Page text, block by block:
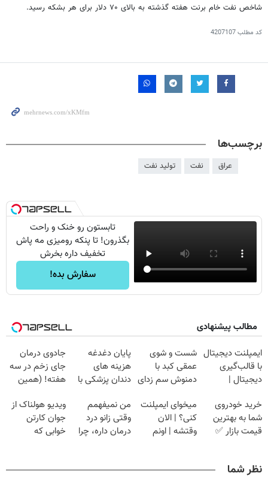
شاخص نفت خام برنت هفته گذشته به بالای ۷۰ دلار برای هر بشکه رسید.
کد مطلب4207107
برچسب‌ها
عراق نفت تولید نفت
تابستون رو خنک و راحت
بگذرون! تا پنکه رومیزی مه پاش
تخفیف داره بخرش
سفارش بده!
مطالب پیشنهادی
ایمپلنت دیجیتال
با قالب‌گیری
دیجیتال |
شست و شوی
عمقی کبد با
دمنوش سم زدای
پایان دغدغه
هزینه های
دندان پزشکی با
خانگی
جادوی درمان
جای زخم در سه
هفته! (همین
صحبت کنید)
خرید خودروی
شما به بهترین
قیمت بازار ✅
میخوای ایمپلنت
کنی؟ | الان
وقتشه | اونم
من نمیفهمم
وقتی زانو درد
درمان داره، چرا
ویدیو هولناک از
جوان کارتن
خوابی که
نظر شما